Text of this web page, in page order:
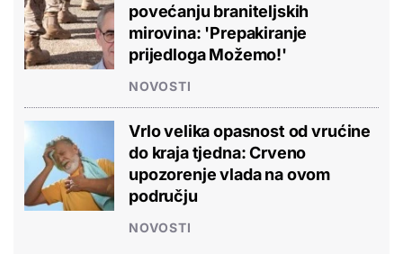
povećanju braniteljskih
mirovina: 'Prepakiranje
prijedloga Možemo!'
NOVOSTI
Vrlo velika opasnost od vrućine
do kraja tjedna: Crveno
upozorenje vlada na ovom
području
NOVOSTI